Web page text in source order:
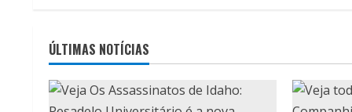
ÚLTIMAS NOTÍCIAS